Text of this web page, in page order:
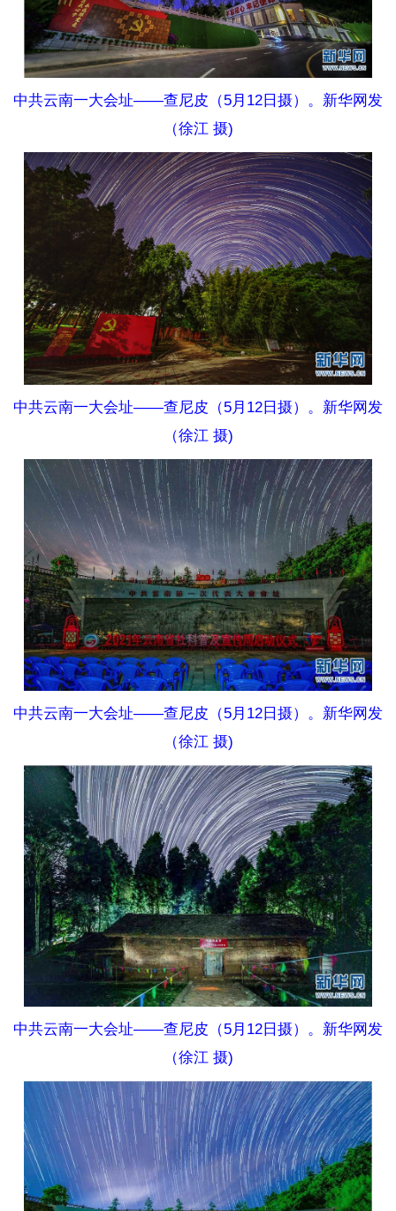
中共云南一大会址——查尼皮（5月12日摄）。新华网发
（徐江 摄)
中共云南一大会址——查尼皮（5月12日摄）。新华网发
（徐江 摄)
中共云南一大会址——查尼皮（5月12日摄）。新华网发
（徐江 摄)
中共云南一大会址——查尼皮（5月12日摄）。新华网发
（徐江 摄)